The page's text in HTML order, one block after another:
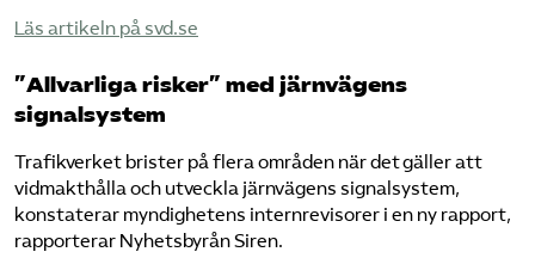
Läs artikeln på svd.se
”Allvarliga risker” med järnvägens
signalsystem
Trafikverket brister på flera områden när det gäller att
vidmakthålla och utveckla järnvägens signalsystem,
konstaterar myndighetens internrevisorer i en ny rapport,
rapporterar Nyhetsbyrån Siren.